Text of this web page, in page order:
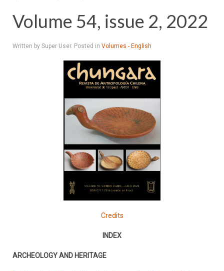
Volume 54, issue 2, 2022
Written by Super User. Posted in Volumes - English
Credits
INDEX
ARCHEOLOGY AND HERITAGE